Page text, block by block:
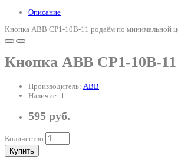
Описание
Кнопка ABB CP1-10B-11 родаём по минимальной
Кнопка ABB CP1-10B-11
Производитель: ABB
Наличие: 1
595 руб.
Количество
Купить